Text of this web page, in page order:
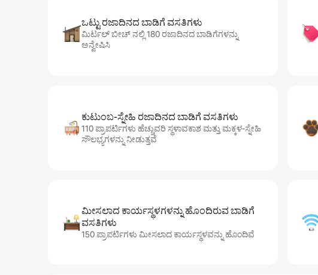
ಒಟ್ಟು ರಜಾದಿನದ ಬಾಡಿಗೆ ವಸತಿಗಳು
ಮಿರ್ಟಲ್ ಬೀಚ್ ನಲ್ಲಿ 180 ರಜಾದಿನದ ಬಾಡಿಗೆಗಳನ್ನು
ಅನ್ವೇಷಿಸಿ
ಕುಟುಂಬ-ಸ್ನೇಹಿ ರಜಾದಿನದ ಬಾಡಿಗೆ ವಸತಿಗಳು
110 ಪ್ರಾಪರ್ಟಿಗಳು ಹೆಚ್ಚುವರಿ ಸ್ಥಳಾವಕಾಶ ಮತ್ತು ಮಕ್ಕಳ-ಸ್ನೇಹಿ
ಸೌಲಭ್ಯಗಳನ್ನು ನೀಡುತ್ತವೆ
ಮೀಸಲಾದ ಕಾರ್ಯಸ್ಥಳಗಳನ್ನು ಹೊಂದಿರುವ ಬಾಡಿಗೆ
ವಸತಿಗಳು
150 ಪ್ರಾಪರ್ಟಿಗಳು ಮೀಸಲಾದ ಕಾರ್ಯಸ್ಥಳವನ್ನು ಹೊಂದಿವೆ